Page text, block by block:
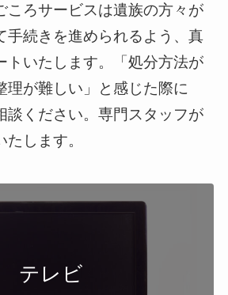
ころサービスは遺族の方々が
手続きを進められるよう、真
トいたします。「処分方法が
理が難しい」と感じた際に
談ください。専門スタッフが
します。
テレビ